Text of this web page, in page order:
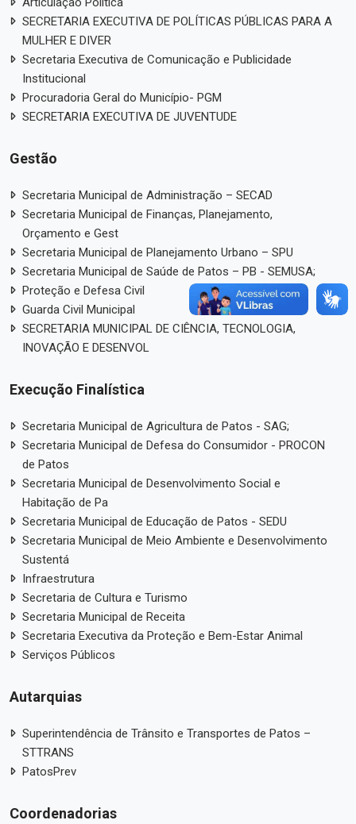
SECRETARIA EXECUTIVA DE POLÍTICAS PÚBLICAS PARA A
MULHER E DIVER
Secretaria Executiva de Comunicação e Publicidade
Institucional
Procuradoria Geral do Município- PGM
SECRETARIA EXECUTIVA DE JUVENTUDE
Gestão
Secretaria Municipal de Administração – SECAD
Secretaria Municipal de Finanças, Planejamento,
Orçamento e Gest
Secretaria Municipal de Planejamento Urbano – SPU
Secretaria Municipal de Saúde de Patos – PB - SEMUSA;
Proteção e Defesa Civil
Guarda Civil Municipal
SECRETARIA MUNICIPAL DE CIÊNCIA, TECNOLOGIA,
INOVAÇÃO E DESENVOL
Execução Finalística
Secretaria Municipal de Agricultura de Patos - SAG;
Secretaria Municipal de Defesa do Consumidor - PROCON
de Patos
Secretaria Municipal de Desenvolvimento Social e
Habitação de Pa
Secretaria Municipal de Educação de Patos - SEDU
Secretaria Municipal de Meio Ambiente e Desenvolvimento
Sustentá
Infraestrutura
Secretaria de Cultura e Turismo
Secretaria Municipal de Receita
Secretaria Executiva da Proteção e Bem-Estar Animal
Serviços Públicos
Autarquias
Superintendência de Trânsito e Transportes de Patos –
STTRANS
PatosPrev
Coordenadorias